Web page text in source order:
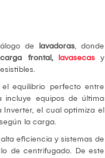
de
lavadoras, donde
carga frontal, lavasecas y
equilibrio perfecto entre
incluye equipos de última
el cual optimiza el
la carga.
eficiencia y sistemas de
de centrifugado. De este